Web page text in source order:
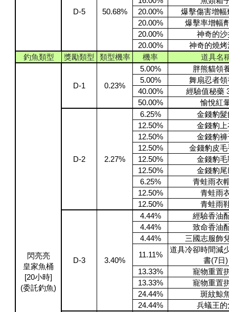
D-5 50.68%
20.00%
爆擊傷害增幅
20.00%
爆擊率增幅
20.00%
神奇的沙
20.00%
神奇的燒烤
釣魚類型
獎勵類型 類型機率 機率 道具名
閃亮亮
皇家魚桶
[20小時]
(委託釣魚)
D-1 0.23%
5.00%
胖熊貓領
5.00%
舞扇忍者領
40.00%
經驗值秘藥
50.00%
愉悅紅
D-2 2.27%
6.25%
金錢豹髮
12.50%
金錢豹上
12.50%
金錢豹褲
12.50%
金錢豹皮毛
12.50%
金錢豹毛
12.50%
金錢豹尾
6.25%
青蛙雨衣
12.50%
青蛙雨
12.50%
青蛙雨
D-3 3.40%
4.44%
經驗香油
4.44%
致命香油
4.44%
三國志服飾
11.11%
道具冷卻時間減
書(7日)
13.33%
寵物重置
13.33%
寵物重置
24.44%
斑紋鯨
24.44%
兵蟻王的